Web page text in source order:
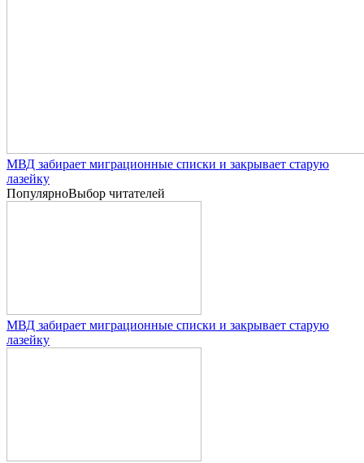
МВД забирает миграционные списки и закрывает старую
лазейку
ПопулярноВыбор читателей
МВД забирает миграционные списки и закрывает старую
лазейку